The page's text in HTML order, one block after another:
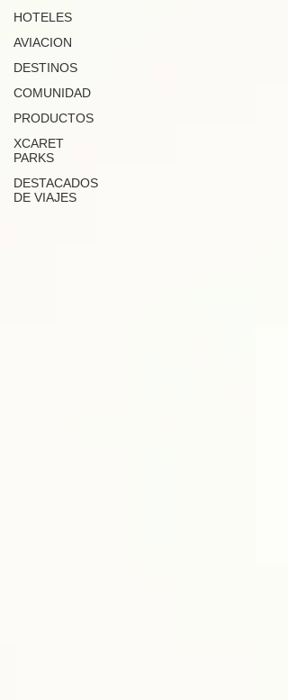
HOTELES
AVIACION
DESTINOS
COMUNIDAD
PRODUCTOS
XCARET
PARKS
DESTACADOS
DE VIAJES